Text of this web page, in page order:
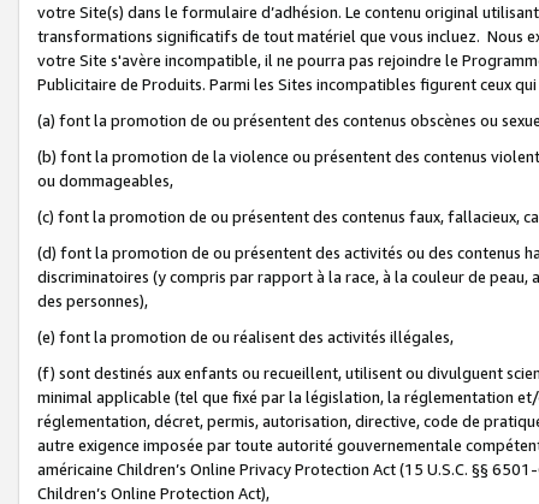
votre Site(s) dans le formulaire d’adhésion. Le contenu original
transformations significatifs de tout matériel que vous incluez. Nous
votre Site s'avère incompatible, il ne pourra pas rejoindre le
Publicitaire de Produits. Parmi les Sites incompatibles figurent ceux
(a) font la promotion de ou présentent des contenus obscènes ou
(b) font la promotion de la violence ou présentent des contenus
ou dommageables,
(c) font la promotion de ou présentent des contenus faux, fallacieux,
(d) font la promotion de ou présentent des activités ou des contenus
discriminatoires (y compris par rapport à la race, à la couleur de
des personnes),
(e) font la promotion de ou réalisent des activités illégales,
(f) sont destinés aux enfants ou recueillent, utilisent ou divulguent
minimal applicable (tel que fixé par la législation, la réglementation
réglementation, décret, permis, autorisation, directive, code de
autre exigence imposée par toute autorité gouvernementale
américaine Children’s Online Privacy Protection Act (15 U.S.C. §§
Children’s Online Protection Act),